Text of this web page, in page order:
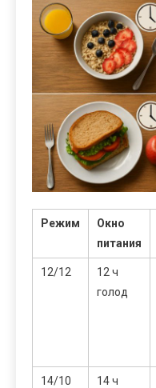
Режим
Окно
питания
12/12
12 ч
голод
14/10
14 ч